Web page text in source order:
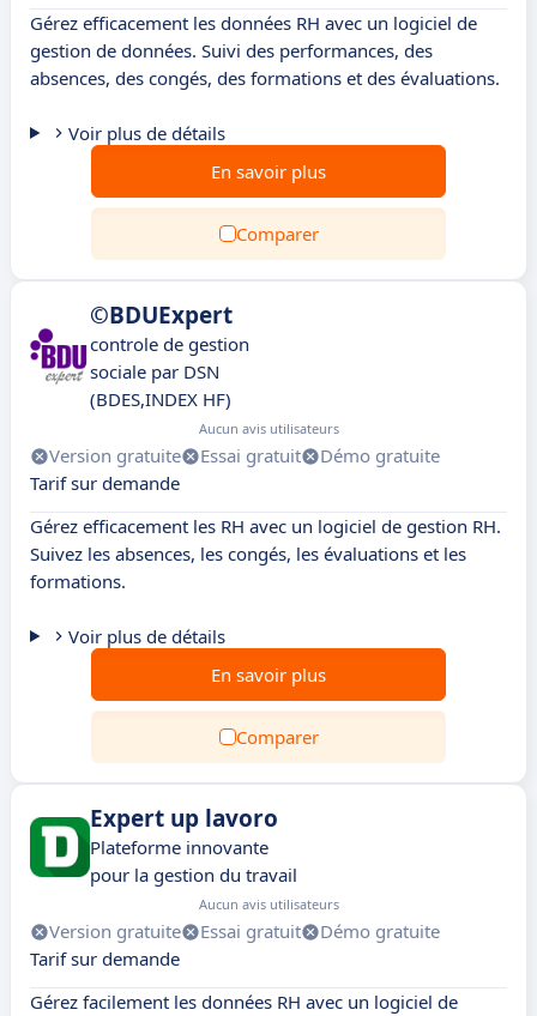
Gérez efficacement les données RH avec un logiciel de
gestion de données. Suivi des performances, des
absences, des congés, des formations et des évaluations.
Voir plus de détails
En savoir plus
Comparer
©BDUExpert
controle de gestion
sociale par DSN
(BDES,INDEX HF)
Aucun avis utilisateurs
Version gratuite Essai gratuit
Démo gratuite
Tarif sur demande
Gérez efficacement les RH avec un logiciel de gestion RH.
Suivez les absences, les congés, les évaluations et les
formations.
Voir plus de détails
En savoir plus
Comparer
Expert up lavoro
Plateforme innovante
pour la gestion du travail
Aucun avis utilisateurs
Version gratuite Essai gratuit
Démo gratuite
Tarif sur demande
Gérez facilement les données RH avec un logiciel de